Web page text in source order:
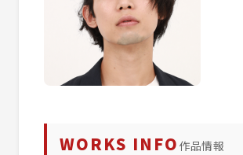
WORKS INFO 作品情報